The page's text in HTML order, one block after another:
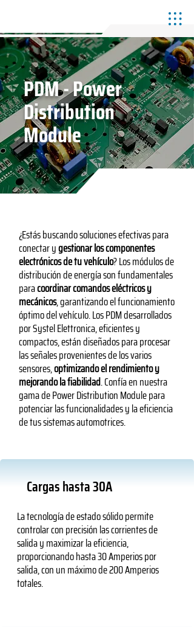
PDM - Power
Distribution
Module
¿Estás buscando soluciones efectivas para
conectar ygestionar los componentes
electrónicos de tu vehículo? Los módulos de
distribución de energía son fundamentales
paracoordinar comandos eléctricos y
mecánicos, garantizando el funcionamiento
óptimo del vehículo. Los PDM desarrollados
por Systel Elettronica, eficientes y
compactos, están diseñados para procesar
las señales provenientes de los varios
sensores,optimizando el rendimiento y
mejorando la fiabilidad. Confía en nuestra
gama de Power Distribution Module para
potenciar las funcionalidades y la eficiencia
de tus sistemas automotrices.
Cargas hasta 30A
La tecnología de estado sólido permite
controlar con precisión las corrientes de
salida y maximizar la eficiencia,
proporcionando hasta 30 Amperios por
salida, con un máximo de 200 Amperios
totales.